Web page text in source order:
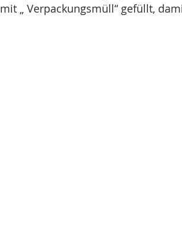
mit „ Verpackungsmüll“ gefüllt,